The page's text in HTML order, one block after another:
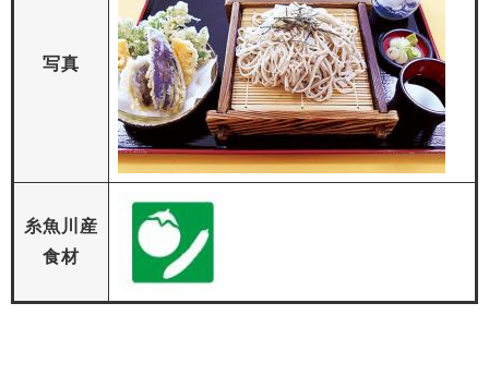
写真
糸魚川産
食材